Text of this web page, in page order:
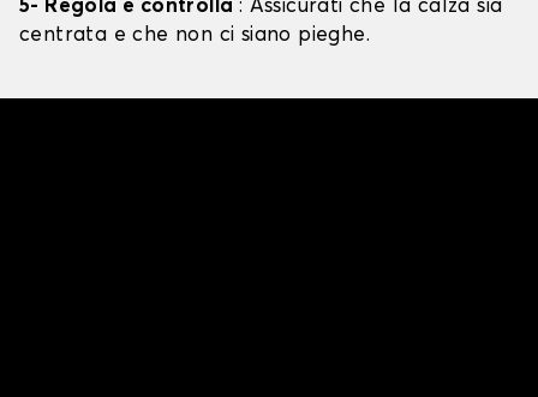
5- Regola e controlla : Assicurati che la calza sia
centrata e che non ci siano pieghe.